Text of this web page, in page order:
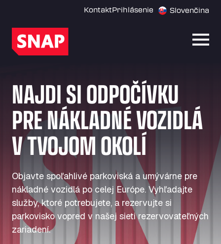
KontaktPrihlásenie Slovenčina
NAJDI SI ODPOČÍVKU
PRE NÁKLADNÉ VOZIDLÁ
V TVOJOM OKOLÍ
Objavte spoľahlivé parkoviská a umývárne pre
nákladné vozidlá po celej Európe. Vyhľadajte
služby, ktoré potrebujete, a rezervujte si
parkovisko vopred v našej sieti rezervovateľných
zariadení.